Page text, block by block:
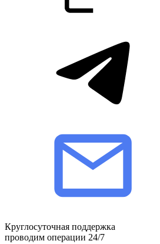
Круглосуточная поддержка
проводим операции 24/7